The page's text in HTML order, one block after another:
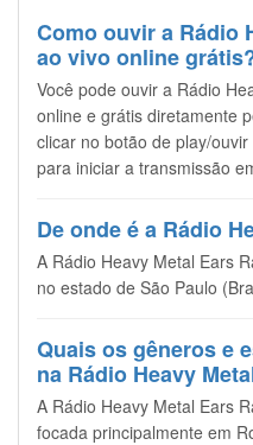
Como ouvir a Rádio
ao vivo online
Você pode ouvir a Rádio
online e grátis diretamente
clicar no botão de play/
para iniciar a transmissão
De onde é a Rádio
A Rádio Heavy Metal Ears
no estado de São Paulo
Quais os gêneros e
na Rádio Heavy
A Rádio Heavy Metal Ears
focada principalmente em